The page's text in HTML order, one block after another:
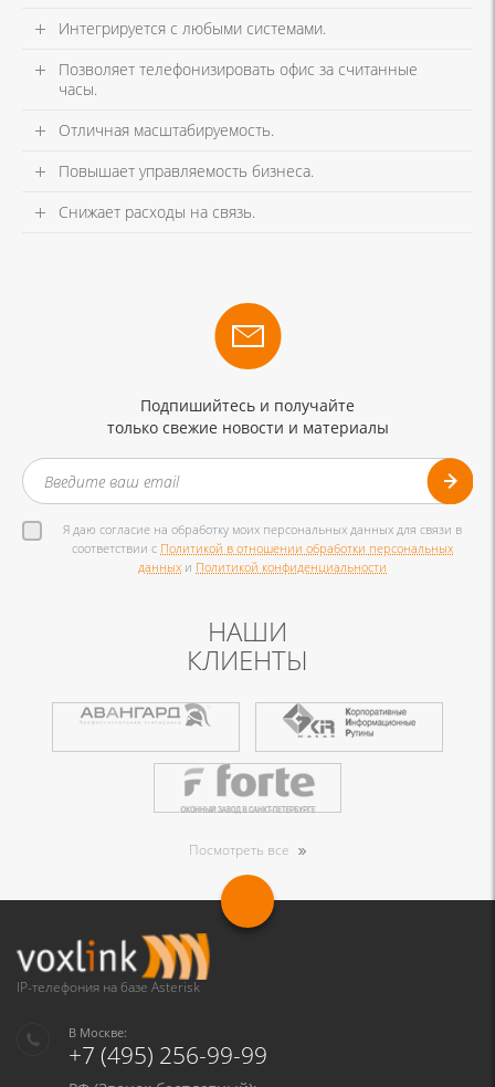
Интегрируется с любыми системами.
Позволяет телефонизировать офис за считанные
часы.
Отличная масштабируемость.
Повышает управляемость бизнеса.
Снижает расходы на связь.
Подпишийтесь и получайте
только свежие новости и материалы
Я даю согласие на обработку моих персональных данных для связи в
соответствии с Политикой в отношении обработки персональных
данных и Политикой конфиденциальности
НАШИ
КЛИЕНТЫ
Посмотреть все
IP-телефония на базе Asterisk
В Москве:
+7 (495) 256-99-99